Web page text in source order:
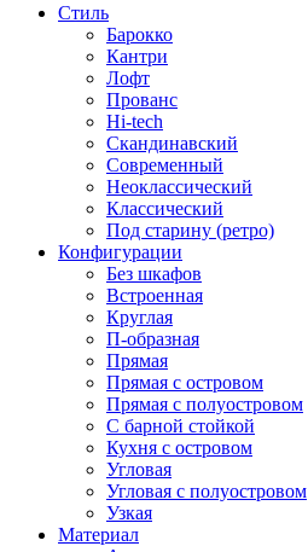
Стиль
Барокко
Кантри
Лофт
Прованс
Hi-tech
Скандинавский
Современный
Неоклассический
Классический
Под старину (ретро)
Конфигурации
Без шкафов
Встроенная
Круглая
П-образная
Прямая
Прямая с островом
Прямая с полуостровом
С барной стойкой
Кухня с островом
Угловая
Угловая с полуостровом
Узкая
Материал